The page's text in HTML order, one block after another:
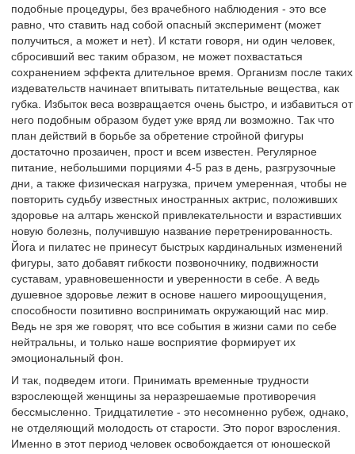
подобные процедуры, без врачебного наблюдения - это все
равно, что ставить над собой опасный эксперимент (может
получиться, а может и нет). И кстати говоря, ни один человек,
сбросивший вес таким образом, не может похвастаться
сохранением эффекта длительное время. Организм после таких
издевательств начинает впитывать питательные вещества, как
губка. Избыток веса возвращается очень быстро, и избавиться от
него подобным образом будет уже вряд ли возможно. Так что
план действий в борьбе за обретение стройной фигуры
достаточно прозаичен, прост и всем известен. Регулярное
питание, небольшими порциями 4-5 раз в день, разгрузочные
дни, а также физическая нагрузка, причем умеренная, чтобы не
повторить судьбу известных иностранных актрис, положивших
здоровье на алтарь женской привлекательности и взрастивших
новую болезнь, получившую название перетренированность.
Йога и пилатес не принесут быстрых кардинальных изменений
фигуры, зато добавят гибкости позвоночнику, подвижности
суставам, уравновешенности и уверенности в себе. А ведь
душевное здоровье лежит в основе нашего мироощущения,
способности позитивно воспринимать окружающий нас мир.
Ведь не зря же говорят, что все события в жизни сами по себе
нейтральны, и только наше восприятие формирует их
эмоциональный фон.
И так, подведем итоги. Принимать временные трудности
взрослеющей женщины за неразрешаемые противоречия
бессмысленно. Тридцатилетие - это несомненно рубеж, однако,
не отделяющий молодость от старости. Это порог взросления.
Именно в этот период человек освобождается от юношеской